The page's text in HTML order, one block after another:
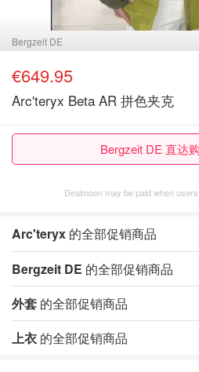
Bergzeit DE
€649.95
Arc'teryx Beta AR 拼色夹克
Bergzeit DE 直达
Dealmoon may be paid when
Arc'teryx 的全部促销商品
Bergzeit DE 的全部促销商品
外套 的全部促销商品
上衣 的全部促销商品